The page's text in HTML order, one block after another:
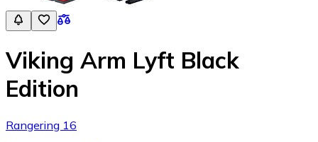
Viking Arm Lyft Black
Edition
Rangering 16